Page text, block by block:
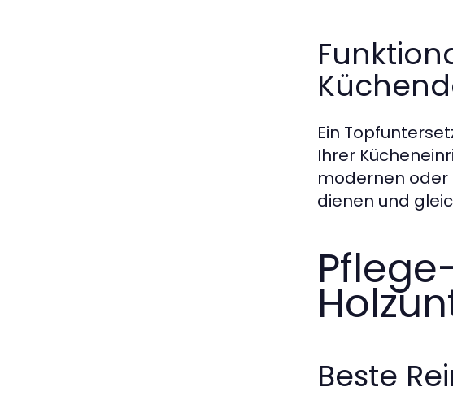
Ein
Ihrer
modernen oder
dienen und
Beste